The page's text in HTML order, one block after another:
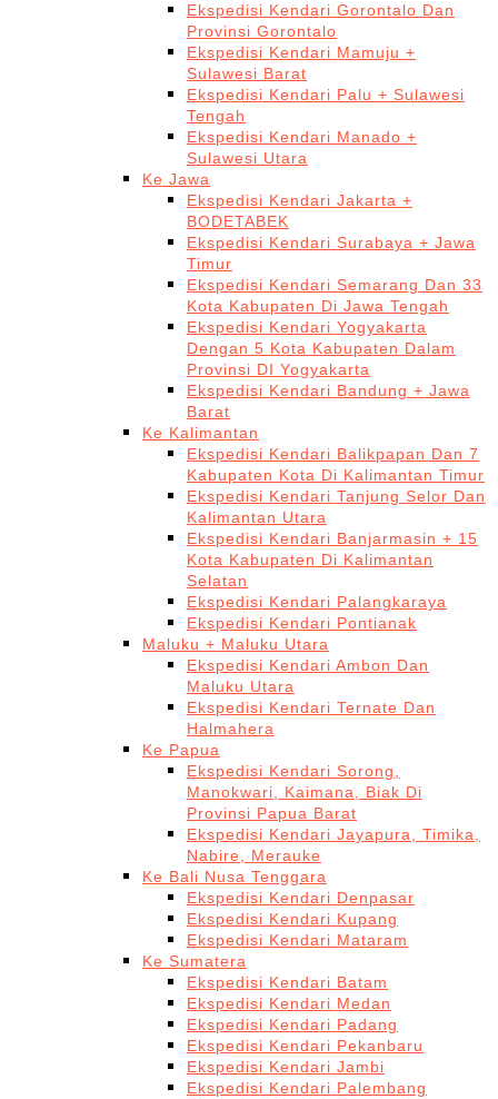
Ekspedisi Kendari Gorontalo Dan
Provinsi Gorontalo
Ekspedisi Kendari Mamuju +
Sulawesi Barat
Ekspedisi Kendari Palu + Sulawesi
Tengah
Ekspedisi Kendari Manado +
Sulawesi Utara
Ke Jawa
Ekspedisi Kendari Jakarta +
BODETABEK
Ekspedisi Kendari Surabaya + Jawa
Timur
Ekspedisi Kendari Semarang Dan 33
Kota Kabupaten Di Jawa Tengah
Ekspedisi Kendari Yogyakarta
Dengan 5 Kota Kabupaten Dalam
Provinsi DI Yogyakarta
Ekspedisi Kendari Bandung + Jawa
Barat
Ke Kalimantan
Ekspedisi Kendari Balikpapan Dan 7
Kabupaten Kota Di Kalimantan Timur
Ekspedisi Kendari Tanjung Selor Dan
Kalimantan Utara
Ekspedisi Kendari Banjarmasin + 15
Kota Kabupaten Di Kalimantan
Selatan
Ekspedisi Kendari Palangkaraya
Ekspedisi Kendari Pontianak
Maluku + Maluku Utara
Ekspedisi Kendari Ambon Dan
Maluku Utara
Ekspedisi Kendari Ternate Dan
Halmahera
Ke Papua
Ekspedisi Kendari Sorong,
Manokwari, Kaimana, Biak Di
Provinsi Papua Barat
Ekspedisi Kendari Jayapura, Timika,
Nabire, Merauke
Ke Bali Nusa Tenggara
Ekspedisi Kendari Denpasar
Ekspedisi Kendari Kupang
Ekspedisi Kendari Mataram
Ke Sumatera
Ekspedisi Kendari Batam
Ekspedisi Kendari Medan
Ekspedisi Kendari Padang
Ekspedisi Kendari Pekanbaru
Ekspedisi Kendari Jambi
Ekspedisi Kendari Palembang